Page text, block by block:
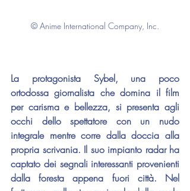
© Anime International Company, Inc.
La protagonista Sybel, una poco
ortodossa giornalista che domina il film
per carisma e bellezza, si presenta agli
occhi dello spettatore con un nudo
integrale mentre corre dalla doccia alla
propria scrivania. Il suo impianto radar ha
captato dei segnali interessanti provenienti
dalla foresta appena fuori città. Nel